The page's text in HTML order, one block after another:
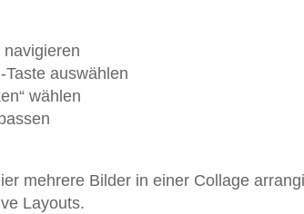
auswählen
wählen
mehrere Bilder in einer Collage
Layouts.